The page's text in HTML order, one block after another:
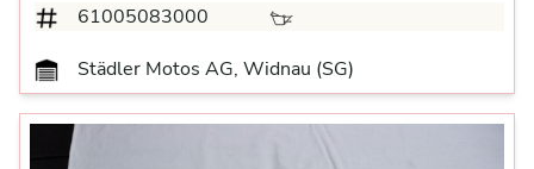
61005083000
Städler Motos AG, Widnau (SG)